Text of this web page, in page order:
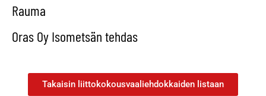
Rauma
Oras Oy Isometsän tehdas
Takaisin liittokokousvaaliehdokkaiden listaan